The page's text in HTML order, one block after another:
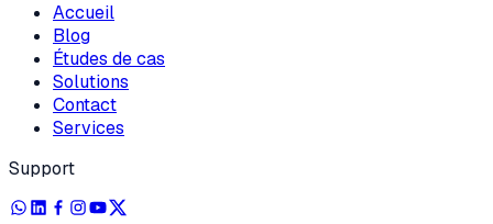
Accueil
Blog
Études de cas
Solutions
Contact
Services
Support